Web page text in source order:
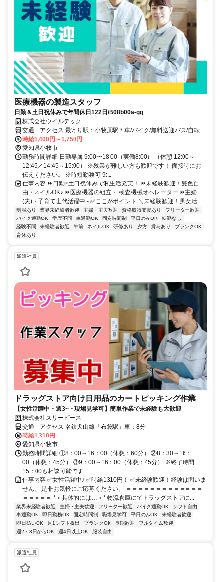
医療機器の製造スタッフ
日勤＆土日祝休みで年間休日122日/B08b00a-gg
株式会社ウイルテック
交通・アクセス 最寄り駅：小牧原駅＊車/バイク/無料送迎バス/自転
車/徒歩通勤OK＊高蔵寺駅又は春日井駅より無料送迎バスあり※乗車
駅は居住地等を加味して会社が指定 ※定員が限られているため入社
時期により難しい場合あり）
時給1,400円～1,750円
愛知県小牧市
勤務時間詳細 日勤専属 9:00〜18:00（実働8:00） （休憩 12:00～
12:45／14:45～15:00） ※残業が難しい方も歓迎です！ 面接時にお
伝えください。 ※時短勤務可 9:...
仕事内容 ⏩日勤×土日祝休みで私生活充実！ ⏩未経験歓迎！髪色自
由・ネイルOK♪ ⏩医療機器の組立・ 検査機械オペレーター ⏩主婦
(夫)・子育て世代活躍中 - ✅ここがポイント ＼未経験歓迎！男女活...
制服あり 業界未経験者歓迎 主婦・主夫歓迎 資格取得支援あり
フリーター歓迎
バイク通勤OK
学歴不問 車通勤OK 固定時間制 平日のみOK
転勤なし
経験不問
未経験者歓迎 午前 ネイルOK 研修あり 夕方 賞与あり
ブランクOK
育休あり
派遣社員
ドラッグストア向け日用品のカートピッキング作業
【女性活躍中・週3~・現場見学可】簡単作業で未経験も大歓迎！
株式会社スリーピース
交通・アクセス 名鉄犬山線「布袋駅」車：8分
時給1,310円
愛知県小牧市
勤務時間詳細 ①8：00～16：00（休憩：60分） ②8：30～16：
00（休憩：45分） ③9：00～16：00（休憩：45分） ※終了時間
15：00も相談可能です
仕事内容 ✅女性活躍中♪ ✅時給1310円！ ✅未経験歓迎！経験は問いま
せん。 是非お気軽にご応募ください。 ＝＝＝＝＝＝＝＝＝＝＝＝＝
＝＝＝＝＝ *＜具体的には…＞* 物流倉庫にてドラッグストアに...
業界未経験者歓迎 主婦・主夫歓迎 フリーター歓迎 バイク通勤OK
シフト自由
車通勤OK
即日勤務OK 固定時間制 職場見学可 平日のみOK
未経験者歓迎
即日払いOK
月1シフト提出 ブランクOK 長期歓迎
フルタイム歓迎
週2・3日からOK
週4日以上OK 服装自由
派遣社員